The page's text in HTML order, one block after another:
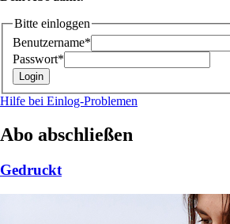
Bitte einloggen
Benutzername*
Passwort*
Hilfe bei Einlog-Problemen
Abo abschließen
Gedruckt